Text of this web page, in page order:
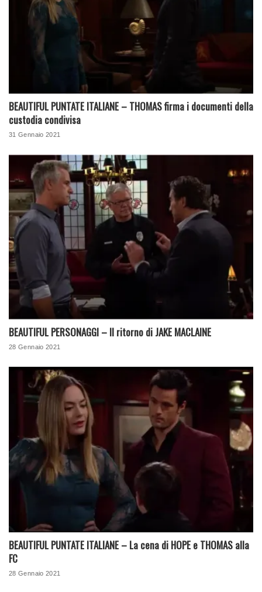
BEAUTIFUL PUNTATE ITALIANE – THOMAS firma i documenti della
custodia condivisa
31 Gennaio 2021
BEAUTIFUL PERSONAGGI – Il ritorno di JAKE MACLAINE
28 Gennaio 2021
BEAUTIFUL PUNTATE ITALIANE – La cena di HOPE e THOMAS alla
FC
28 Gennaio 2021